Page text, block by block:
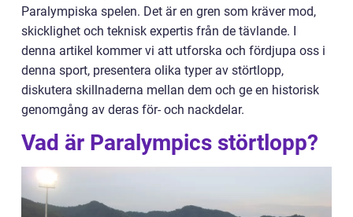
Paralympiska spelen. Det är en gren som kräver mod,
skicklighet och teknisk expertis från de tävlande. I
denna artikel kommer vi att utforska och fördjupa oss i
denna sport, presentera olika typer av störtlopp,
diskutera skillnaderna mellan dem och ge en historisk
genomgång av deras för- och nackdelar.
Vad är Paralympics störtlopp?